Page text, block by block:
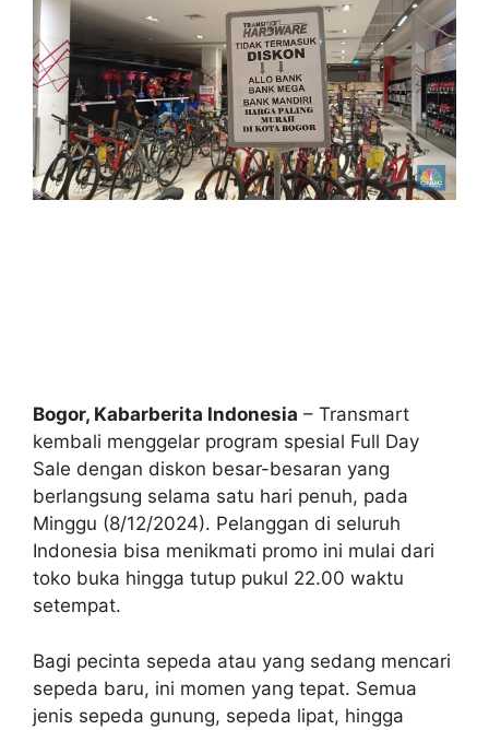
Bogor, Kabarberita Indonesia – Transmart
kembali menggelar program spesial Full Day
Sale dengan diskon besar-besaran yang
berlangsung selama satu hari penuh, pada
Minggu (8/12/2024). Pelanggan di seluruh
Indonesia bisa menikmati promo ini mulai dari
toko buka hingga tutup pukul 22.00 waktu
setempat.
Bagi pecinta sepeda atau yang sedang mencari
sepeda baru, ini momen yang tepat. Semua
jenis sepeda gunung, sepeda lipat, hingga